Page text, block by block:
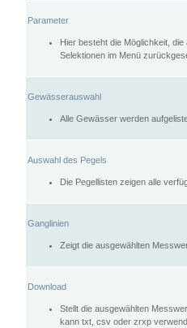
Parameter
Hier besteht die Möglichkeit,
Selektionen im Menü
Gewässerauswahl
Alle Gewässer werden
Auswahl des Pegels
Die Pegellisten zeigen alle
Ganglinien
Zeigt die ausgewählten
Download
Stellt die ausgewählten
kann txt, csv oder zrxp